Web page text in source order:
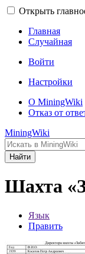
Открыть
Главная
Случайная
Войти
Настройки
О MiningWiki
Отказ от
MiningWiki
Найти
Шахта
Язык
Править